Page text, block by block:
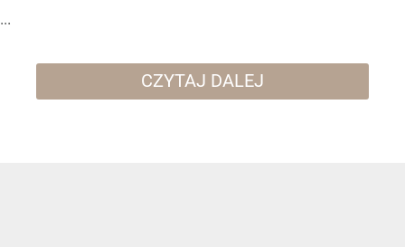
...
CZYTAJ DALEJ